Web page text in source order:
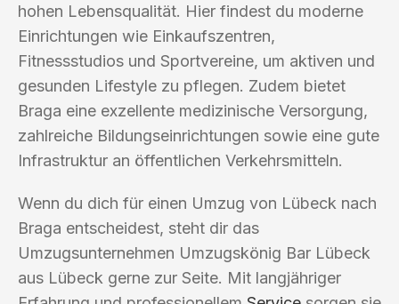
hohen Lebensqualität. Hier findest du moderne
Einrichtungen wie Einkaufszentren,
Fitnessstudios und Sportvereine, um aktiven und
gesunden Lifestyle zu pflegen. Zudem bietet
Braga eine exzellente medizinische Versorgung,
zahlreiche Bildungseinrichtungen sowie eine gute
Infrastruktur an öffentlichen Verkehrsmitteln.
Wenn du dich für einen Umzug von Lübeck nach
Braga entscheidest, steht dir das
Umzugsunternehmen Umzugskönig Bar Lübeck
aus Lübeck gerne zur Seite. Mit langjähriger